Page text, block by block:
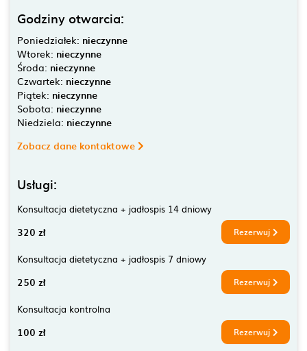
Godziny otwarcia:
Poniedziałek: nieczynne
Wtorek: nieczynne
Środa: nieczynne
Czwartek: nieczynne
Piątek: nieczynne
Sobota: nieczynne
Niedziela: nieczynne
Zobacz dane kontaktowe
Usługi:
Konsultacja dietetyczna + jadłospis 14 dniowy
320 zł Rezerwuj
Konsultacja dietetyczna + jadłospis 7 dniowy
250 zł Rezerwuj
Konsultacja kontrolna
100 zł Rezerwuj